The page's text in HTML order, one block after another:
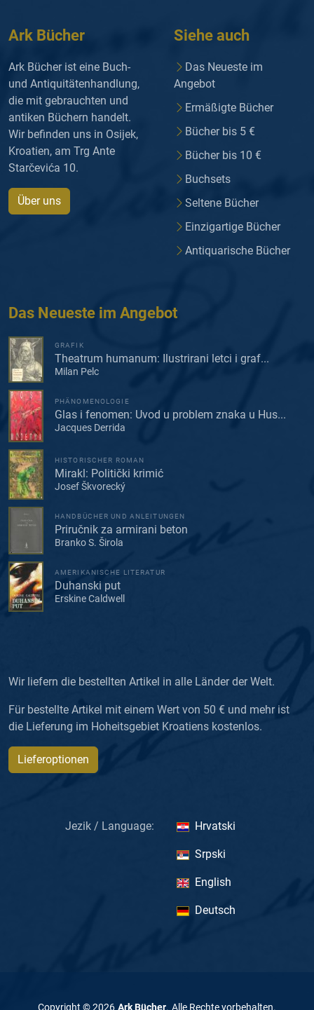
Ark Bücher
Ark Bücher ist eine Buch-
und Antiquitätenhandlung,
die mit gebrauchten und
antiken Büchern handelt.
Wir befinden uns in Osijek,
Kroatien, am Trg Ante
Starčevića 10.
Über uns
Siehe auch
Das Neueste im
Angebot
Ermäßigte Bücher
Bücher bis 5 €
Bücher bis 10 €
Buchsets
Seltene Bücher
Einzigartige Bücher
Antiquarische Bücher
Das Neueste im Angebot
GRAFIK
Theatrum humanum: Ilustrirani letci i graf...
Milan Pelc
PHÄNOMENOLOGIE
Glas i fenomen: Uvod u problem znaka u Hus...
Jacques Derrida
HISTORISCHER ROMAN
Mirakl: Politički krimić
Josef Škvorecký
HANDBÜCHER UND ANLEITUNGEN
Priručnik za armirani beton
Branko S. Širola
AMERIKANISCHE LITERATUR
Duhanski put
Erskine Caldwell
Wir liefern die bestellten Artikel in alle Länder der Welt.
Für bestellte Artikel mit einem Wert von 50 € und mehr ist
die Lieferung im Hoheitsgebiet Kroatiens kostenlos.
Lieferoptionen
Jezik / Language: Hrvatski
Srpski
English
Deutsch
Copyright ©2026 Ark Bücher. Alle Rechte vorbehalten.